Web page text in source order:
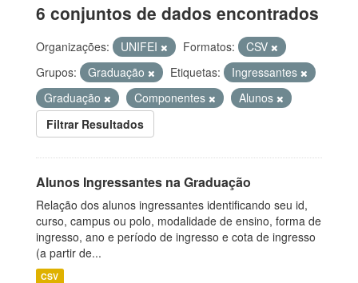
6 conjuntos de dados encontrados
Organizações: UNIFEI Formatos:
CSV
Grupos:
Graduação Etiquetas:
Ingressantes
Graduação
Componentes
Alunos
Filtrar Resultados
Alunos Ingressantes na Graduação
Relação dos alunos ingressantes identificando seu id,
curso, campus ou polo, modalidade de ensino, forma de
ingresso, ano e período de ingresso e cota de ingresso
(a partir de...
CSV